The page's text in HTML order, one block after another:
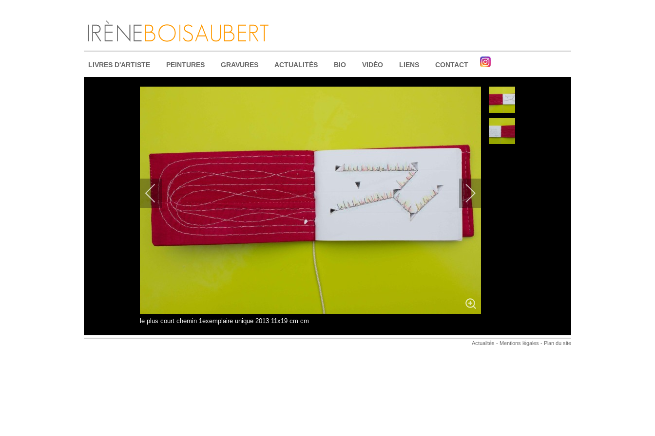
LIVRES D'ARTISTE PEINTURES GRAVURES ACTUALITÉS BIO VIDÉO LIENS CONTACT
le plus court chemin 1exemplaire unique 2013 11x19 cm cm
Actualités - Mentions légales - Plan du site